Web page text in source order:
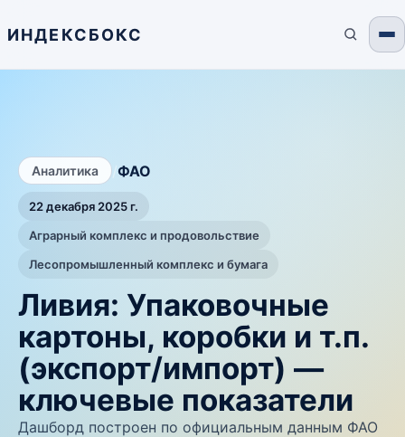
ИНДЕКСБОКС
Аналитика ФАО
22 декабря 2025 г.
Аграрный комплекс и продовольствие
Лесопромышленный комплекс и бумага
Ливия: Упаковочные
картоны, коробки и т.п.
(экспорт/импорт) —
ключевые показатели
Дашборд построен по официальным данным ФАО